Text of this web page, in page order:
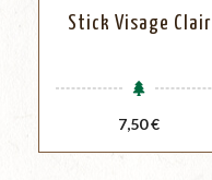
Stick Visage Clair
Prix
7,50 €